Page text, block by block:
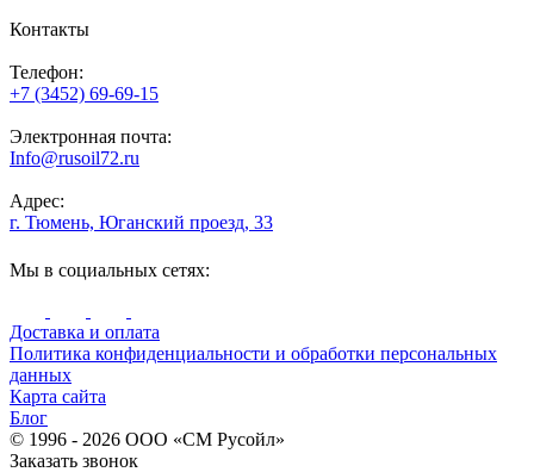
Контакты
Телефон:
+7 (3452) 69-69-15
Электронная почта:
Info@rusoil72.ru
Адрес:
г. Тюмень, Юганский проезд, 33
Мы в социальных сетях:
Доставка и оплата
Политика конфиденциальности и обработки персональных
данных
Карта сайта
Блог
© 1996 - 2026 ООО «СМ Русойл»
Заказать звонок